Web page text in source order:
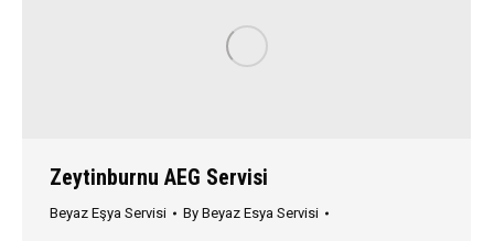
Zeytinburnu AEG Servisi
Beyaz Eşya Servisi By Beyaz Esya Servisi